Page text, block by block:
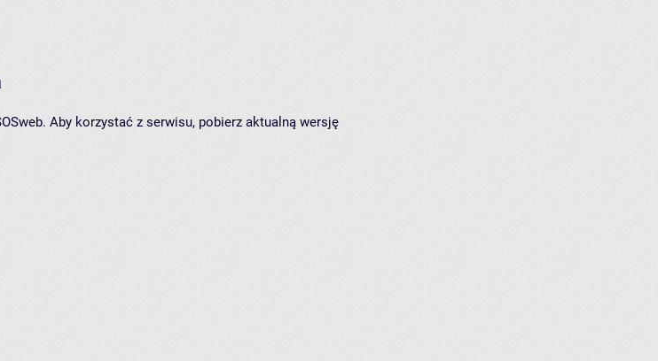
Aby korzystać z serwisu, pobierz aktualną wersję